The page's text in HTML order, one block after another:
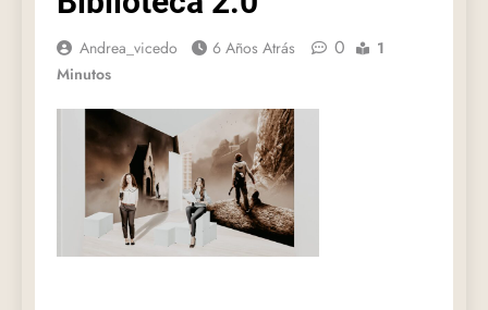
Andrea_vicedo 6 Años Atrás 0
1
Minutos